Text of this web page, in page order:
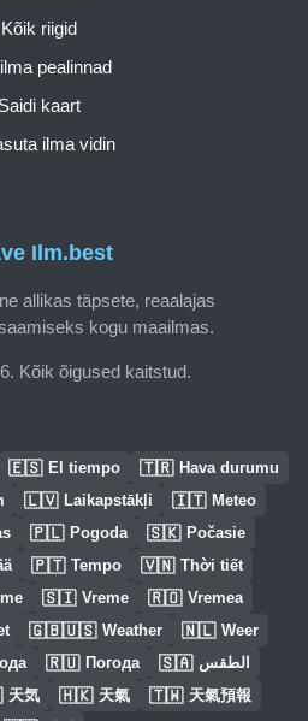
Ilm.best
allikas täpsete, reaalajas
kogu maailmas.
Kõik õigused kaitstud.
Kõik riigid
pealinnad
Saidi kaart
ilma vidin
🇪🇸 El tiempo 🇹🇷 Hava durumu
🇱🇻 Laikapstākļi 🇮🇹 Meteo
🇵🇱 Pogoda 🇸🇰 Počasie
🇵🇹 Tempo 🇻🇳 Thời tiết
🇸🇮 Vreme 🇷🇴 Vremea
🇬🇧🇺🇸 Weather 🇳🇱 Weer
🇷🇺 Погода 🇸🇦 الطقس
天気 🇭🇰 天氣 🇹🇼 天氣預報